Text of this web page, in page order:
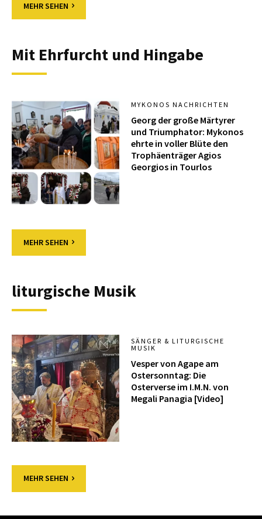
MEHR SEHEN
Mit Ehrfurcht und Hingabe
MYKONOS NACHRICHTEN
Georg der große Märtyrer
und Triumphator: Mykonos
ehrte in voller Blüte den
Trophäenträger Agios
Georgios in Tourlos
MEHR SEHEN
liturgische Musik
SÄNGER & LITURGISCHE
MUSIK
Vesper von Agape am
Ostersonntag: Die
Osterverse im I.M.N. von
Megali Panagia [Video]
MEHR SEHEN